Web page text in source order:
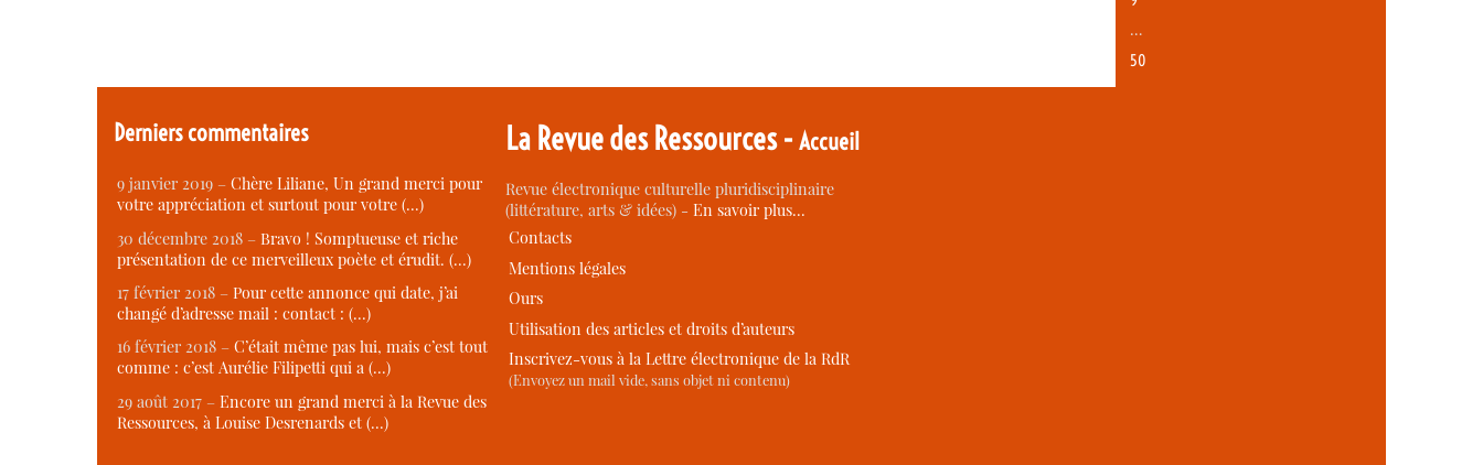
…
50
Derniers commentaires
9 janvier 2019 – Chère Liliane, Un grand merci pour
votre appréciation et surtout pour votre (…)
30 décembre 2018 – Bravo ! Somptueuse et riche
présentation de ce merveilleux poète et érudit. (…)
17 février 2018 – Pour cette annonce qui date, j’ai
changé d’adresse mail : contact : (…)
16 février 2018 – C’était même pas lui, mais c’est tout
comme : c’est Aurélie Filipetti qui a (…)
29 août 2017 – Encore un grand merci à la Revue des
Ressources, à Louise Desrenards et (…)
La Revue des Ressources -Accueil
Revue électronique culturelle pluridisciplinaire
(littérature, arts & idées) -En savoir plus…
Contacts
Mentions légales
Ours
Utilisation des articles et droits d’auteurs
Inscrivez-vous à la Lettre électronique de la RdR
(Envoyez un mail vide, sans objet ni contenu)